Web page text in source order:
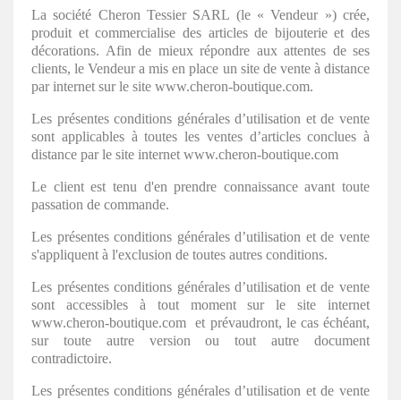
La société Cheron Tessier SARL (le « Vendeur ») crée,
produit et commercialise des articles de bijouterie et des
décorations. Afin de mieux répondre aux attentes de ses
clients, le Vendeur a mis en place un site de vente à distance
par internet sur le site www.cheron-boutique.com.
Les présentes conditions générales d’utilisation et de vente
sont applicables à toutes les ventes d’articles conclues à
distance par le site internet www.cheron-boutique.com
Le client est tenu d'en prendre connaissance avant toute
passation de commande.
Les présentes conditions générales d’utilisation et de vente
s'appliquent à l'exclusion de toutes autres conditions.
Les présentes conditions générales d’utilisation et de vente
sont accessibles à tout moment sur le site internet
www.cheron-boutique.com et prévaudront, le cas échéant,
sur toute autre version ou tout autre document
contradictoire.
Les présentes conditions générales d’utilisation et de vente